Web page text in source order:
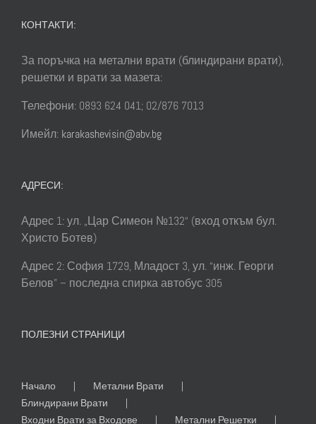
КОНТАКТИ:
За поръчка на метални врати (блиндирани врати),
решетки и врати за мазета:
Телефони: 0893 624 041; 02/876 7013
Имейл: karakashevisin@abv.bg
АДРЕСИ:
Адрес 1: ул. „Цар Симеон №132“ (вход откъм бул.
Христо Ботев)
Адрес 2: София 1729, Младост 3, ул. “инж. Георги
Белов” – последна спирка автобус 305
ПОЛЕЗНИ СТРАНИЦИ
Начало
Метални Врати
Блиндирани Врати
Входни Врати за Входове
Метални Решетки